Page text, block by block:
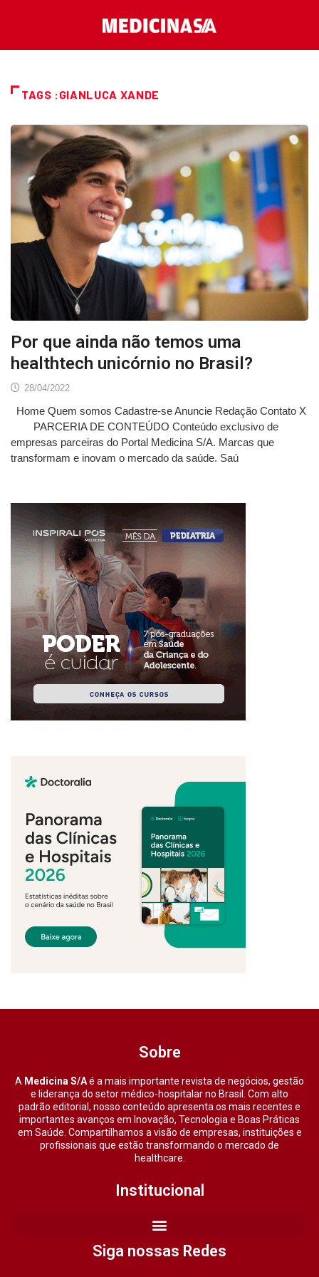
TAGS :GIANLUCA XANDE
Por que ainda não temos uma
healthtech unicórnio no Brasil?
28/04/2022
Home Quem somos Cadastre-se Anuncie Redação Contato X
PARCERIA DE CONTEÚDO Conteúdo exclusivo de
empresas parceiras do Portal Medicina S/A. Marcas que
transformam e inovam o mercado da saúde. Saú
Sobre
A Medicina S/Aé a mais importante revista de negócios, gestão
e liderança do setor médico-hospitalar no Brasil. Com alto
padrão editorial, nosso conteúdo apresenta os mais recentes e
importantes avanços em Inovação, Tecnologia e Boas Práticas
em Saúde. Compartilhamos a visão de empresas, instituições e
profissionais que estão transformando o mercado de
healthcare.
Institucional
Siga nossas Redes